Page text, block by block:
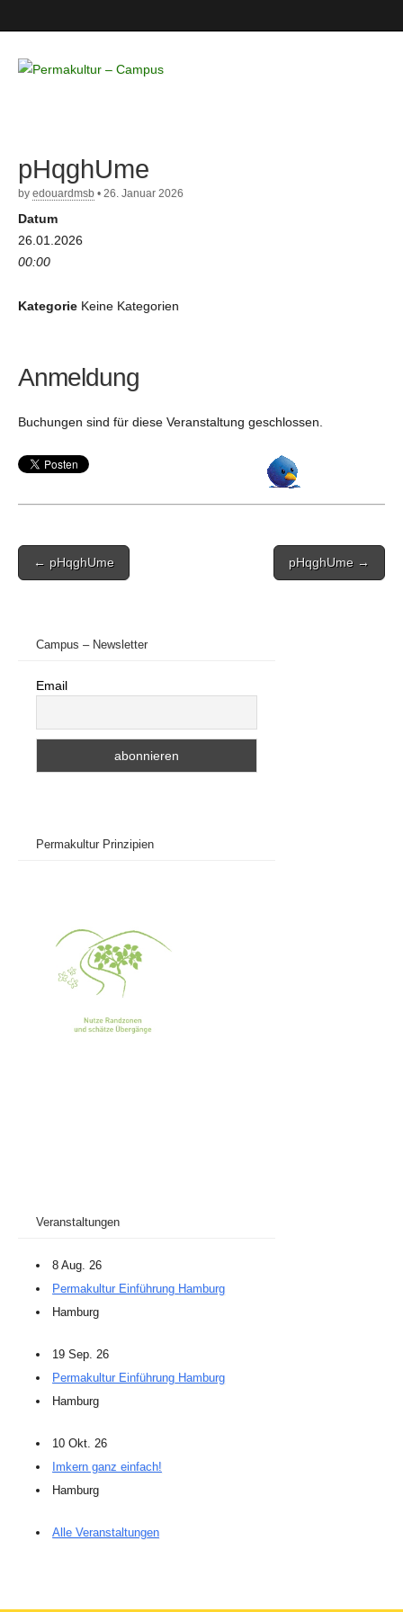
– Campus
pHqghUme
by edouardmsb • 26. Januar 2026
Datum
26.01.2026
00:00
Kategorie Keine Kategorien
Anmeldung
Buchungen sind für diese Veranstaltung geschlossen.
Post
navigation
← pHqghUme pHqghUme →
Campus – Newsletter
Email
Permakultur Prinzipien
Veranstaltungen
8 Aug. 26
Permakultur Einführung Hamburg
Hamburg
19 Sep. 26
Permakultur Einführung Hamburg
Hamburg
10 Okt. 26
Imkern ganz einfach!
Hamburg
Alle Veranstaltungen